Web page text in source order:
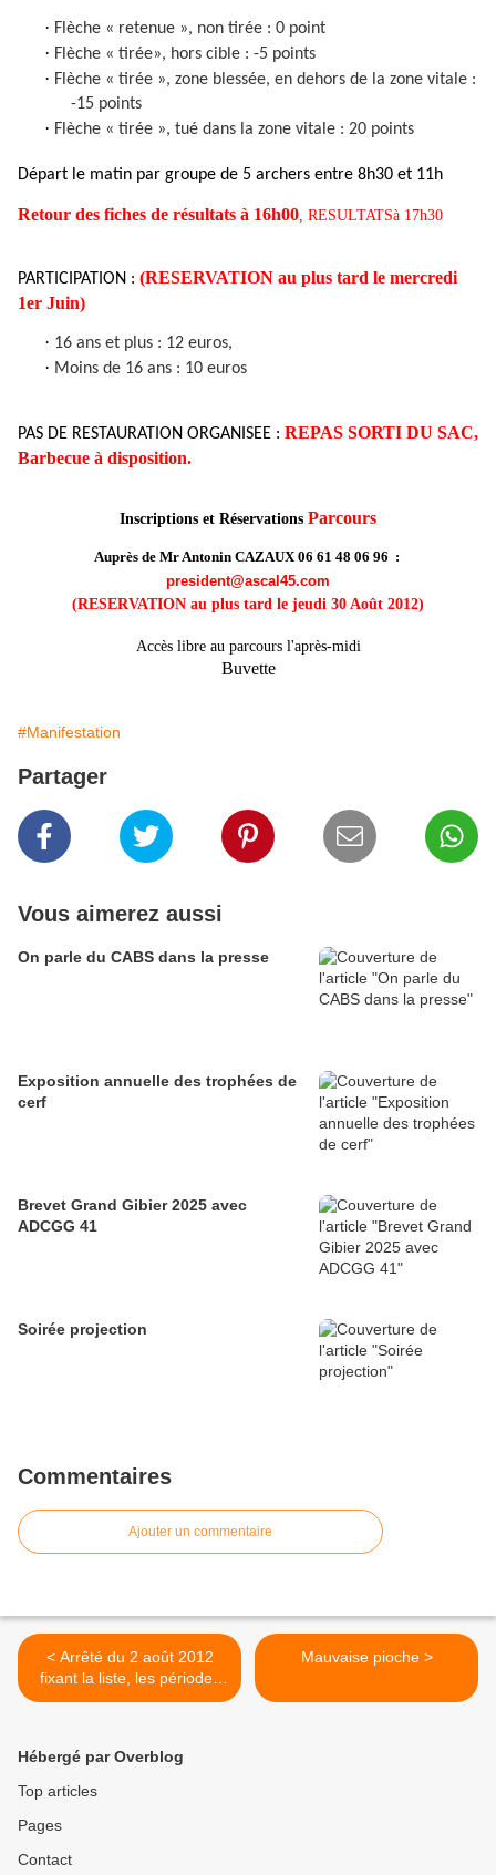
· Flèche « retenue », non tirée : 0 point
· Flèche « tirée», hors cible : -5 points
· Flèche « tirée », zone blessée, en dehors de la zone vitale :
-15 points
· Flèche « tirée », tué dans la zone vitale : 20 points
Départ le matin par groupe de 5 archers entre 8h30 et 11h
Retour des fiches de résultats à 16h00 , RESULTATSà 17h30
PARTICIPATION : (RESERVATION au plus tard le mercredi
1er Juin)
· 16 ans et plus : 12 euros,
· Moins de 16 ans : 10 euros
PAS DE RESTAURATION ORGANISEE : REPAS SORTI DU SAC,
Barbecue à disposition.
Inscriptions et Réservations Parcours
Auprès de Mr Antonin CAZAUX 06 61 48 06 96 :
president@ascal45.com
(RESERVATION au plus tard le jeudi 30 Août 2012)
Accès libre au parcours l'après-midi
Buvette
#Manifestation
Partager
Vous aimerez aussi
On parle du CABS dans la presse
Exposition annuelle des trophées de
cerf
Brevet Grand Gibier 2025 avec
ADCGG 41
Soirée projection
Commentaires
Ajouter un commentaire
< Arrêté du 2 août 2012
fixant la liste, les périodes
et les modalités de
nuisibles
Mauvaise pioche >
Hébergé par Overblog
Top articles
Pages
Contact